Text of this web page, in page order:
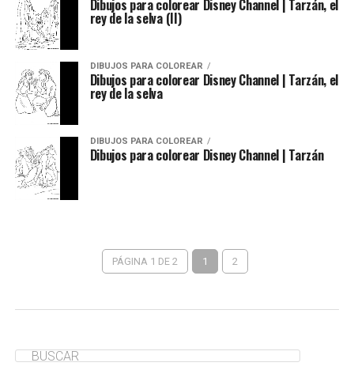
Dibujos para colorear Disney Channel | Tarzán, el
rey de la selva (II)
DIBUJOS PARA COLOREAR
Dibujos para colorear Disney Channel | Tarzán, el
rey de la selva
DIBUJOS PARA COLOREAR
Dibujos para colorear Disney Channel | Tarzán
PÁGINA 1 DE 2 1 2